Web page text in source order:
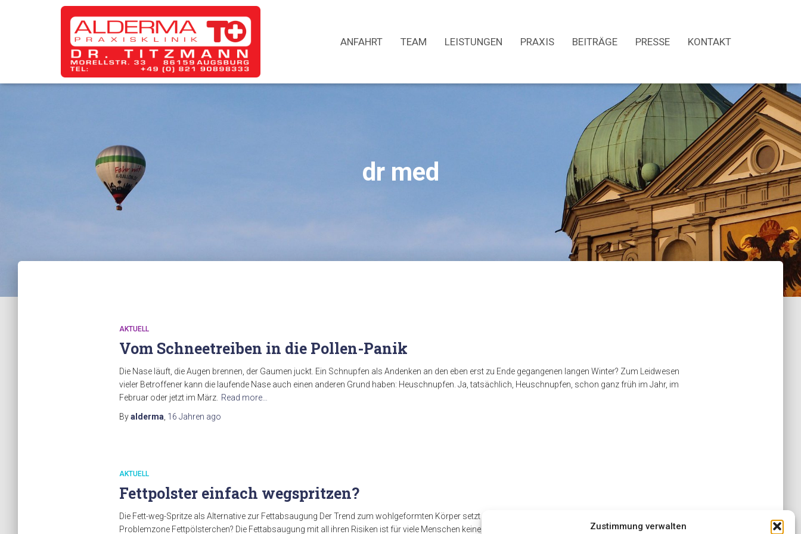
Zustimmung verwalten
ANFAHRT TEAM LEISTUNGEN PRAXIS BEITRÄGE PRESSE KONTAKT
dr med
AKTUELL
Vom Schneetreiben in die Pollen-Panik
Die Nase läuft, die Augen brennen, der Gaumen juckt. Ein Schnupfen als Andenken an den eben erst zu Ende gegangenen langen Winter? Zum Leidwesen
vieler Betroffener kann die laufende Nase auch einen anderen Grund haben: Heuschnupfen. Ja, tatsächlich, Heuschnupfen, schon ganz früh im Jahr, im
Februar oder jetzt im März. Read more…
Byalderma 16 Jahren ago
AKTUELL
Fettpolster einfach wegspritzen?
Die Fett-weg-Spritze als Alternative zur Fettabsaugung Der Trend zum wohlgeformten Körper setzt sich weiter fort. Doch wer kennt sie nicht, die
Problemzone Fettpölsterchen? Die Fettabsaugung mit all ihren Risiken ist für viele Menschen keine Alternative. Jetzt macht eine neue Therapieform